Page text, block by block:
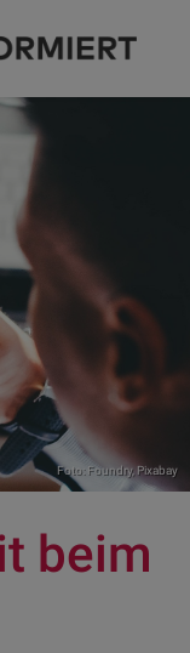
Foto: Foundry, Pixabay
beim